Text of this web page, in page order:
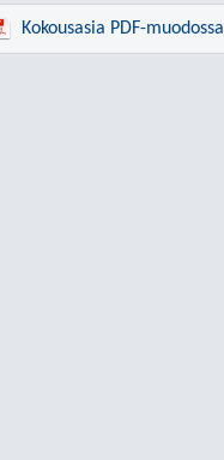
Kokousasia PDF-muodossa